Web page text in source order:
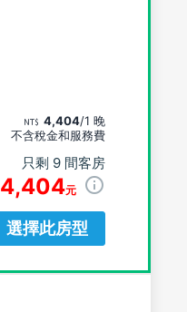
4,404/1 晚
不含稅金和服務費
只剩 9 間客房
4,404元
選擇此房型